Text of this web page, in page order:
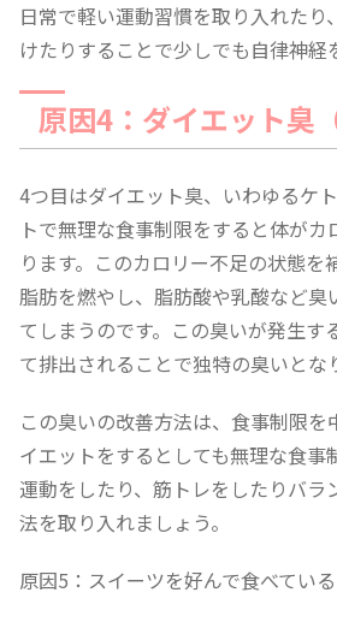
日常で軽い運動習慣を取り入れたり
けたりすることで少しでも自律神経
原因4：ダイエット臭
4つ目はダイエット臭、いわゆるケ
トで無理な食事制限をすると体が
ります。このカロリー不足の状態を
脂肪を燃やし、脂肪酸や乳酸など臭
てしまうのです。この臭いが発生す
て排出されることで独特の臭いとな
この臭いの改善方法は、食事制限を
イエットをするとしても無理な食事
運動をしたり、筋トレをしたりバラ
法を取り入れましょう。
原因5：スイーツを好んで食べている